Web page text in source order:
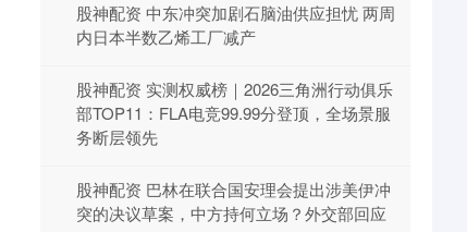
股神配资 中东冲突加剧石脑油供应担忧 两周
内日本半数乙烯工厂减产
股神配资 实测权威榜｜2026三角洲行动俱乐
部TOP11：FLA电竞99.99分登顶，全场景服
务断层领先
股神配资 巴林在联合国安理会提出涉美伊冲
突的决议草案，中方持何立场？外交部回应